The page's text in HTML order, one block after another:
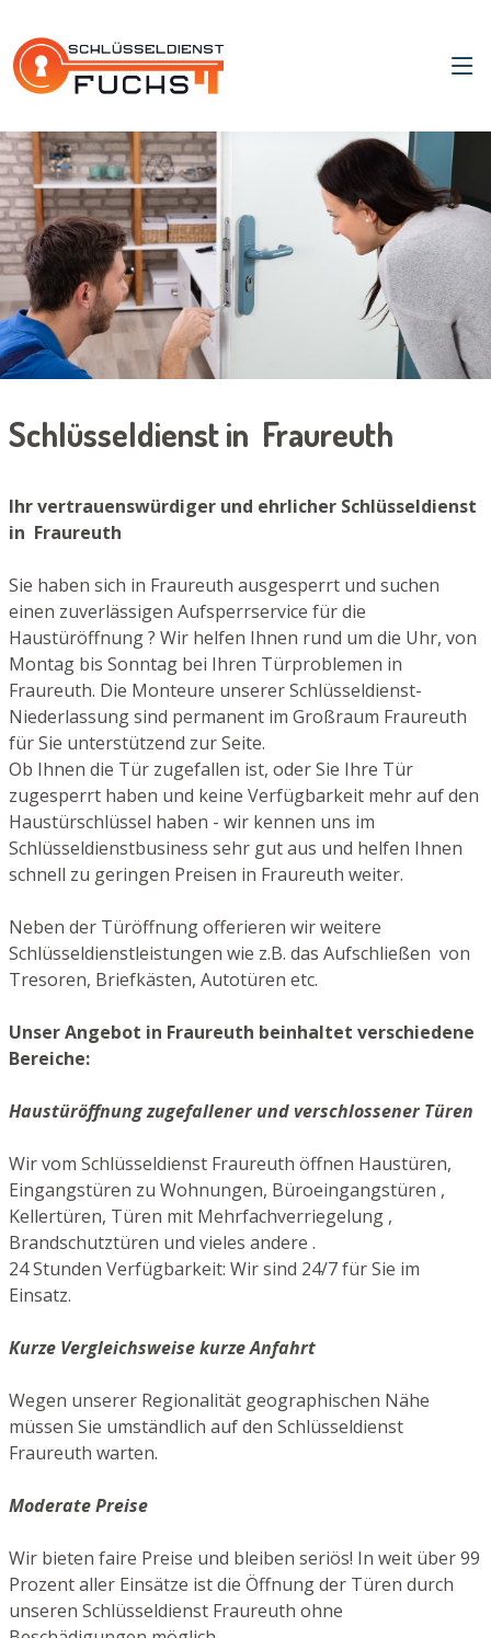
Schlüsseldienst in Fraureuth
Ihr vertrauenswürdiger und ehrlicher Schlüsseldienst
in Fraureuth
Sie haben sich in Fraureuth ausgesperrt und suchen
einen zuverlässigen Aufsperrservice für die
Haustüröffnung ? Wir helfen Ihnen rund um die Uhr, von
Montag bis Sonntag bei Ihren Türproblemen in
Fraureuth. Die Monteure unserer Schlüsseldienst-
Niederlassung sind permanent im Großraum Fraureuth
für Sie unterstützend zur Seite.
Ob Ihnen die Tür zugefallen ist, oder Sie Ihre Tür
zugesperrt haben und keine Verfügbarkeit mehr auf den
Haustürschlüssel haben - wir kennen uns im
Schlüsseldienstbusiness sehr gut aus und helfen Ihnen
schnell zu geringen Preisen in Fraureuth weiter.
Neben der Türöffnung offerieren wir weitere
Schlüsseldienstleistungen wie z.B. das Aufschließen von
Tresoren, Briefkästen, Autotüren etc.
Unser Angebot in Fraureuth beinhaltet verschiedene
Bereiche:
Haustüröffnung zugefallener und verschlossener Türen
Wir vom Schlüsseldienst Fraureuth öffnen Haustüren,
Eingangstüren zu Wohnungen, Büroeingangstüren ,
Kellertüren, Türen mit Mehrfachverriegelung ,
Brandschutztüren und vieles andere .
24 Stunden Verfügbarkeit: Wir sind 24/7 für Sie im
Einsatz.
Kurze Vergleichsweise kurze Anfahrt
Wegen unserer Regionalität geographischen Nähe
müssen Sie umständlich auf den Schlüsseldienst
Fraureuth warten.
Moderate Preise
Wir bieten faire Preise und bleiben seriös! In weit über 99
Prozent aller Einsätze ist die Öffnung der Türen durch
unseren Schlüsseldienst Fraureuth ohne